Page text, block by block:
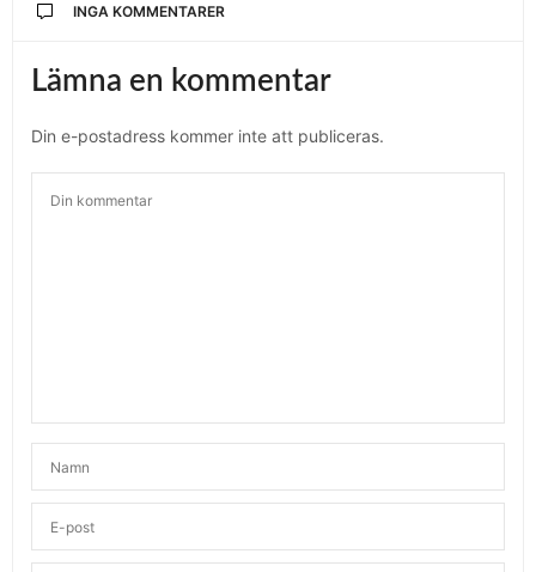
INGA KOMMENTARER
Lämna en kommentar
Din e-postadress kommer inte att publiceras.